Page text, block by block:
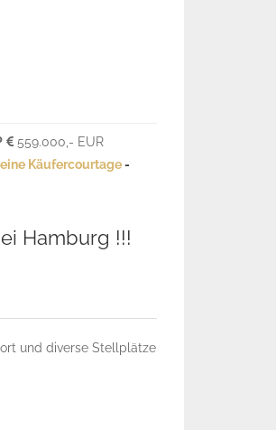
559.000,- EUR
Käufercourtage-
Hamburg !!!
und diverse Stellplätze